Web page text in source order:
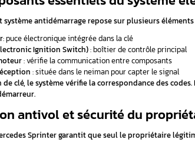
Sommaire
1. Comment fonctionne le système
3. Comment résoudre un problème
4. Quand faire appel à un professionnel